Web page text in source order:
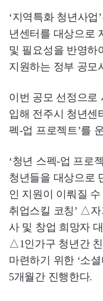
‘지역특화 청년사업
년센터를 대상으로
및 필요성을 반영하
지원하는 정부 공모
이번 공모 선정으로
입해 전주시 청년센
펙-업 프로젝트’를
‘청년 스펙-업 프로
청년들을 대상으로
인 지원이 이뤄질
취업스킬 코칭’ △
사 및 창업 희망자
△1인가구 청년간
마련하기 위한 ‘소
5개월간 진행한다.